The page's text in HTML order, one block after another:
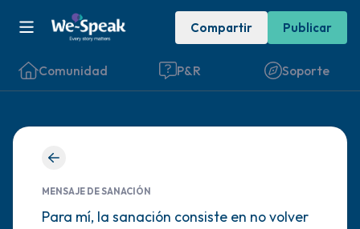
Compartir Publicar
Comunidad P&R Soporte
MENSAJE DE SANACIÓN
Para mí, la sanación consiste en no volver
Encuentra un lugar cómodo para sentarte.
Cierra los ojos suavemente y respira
profundamente un par de veces: inhala por